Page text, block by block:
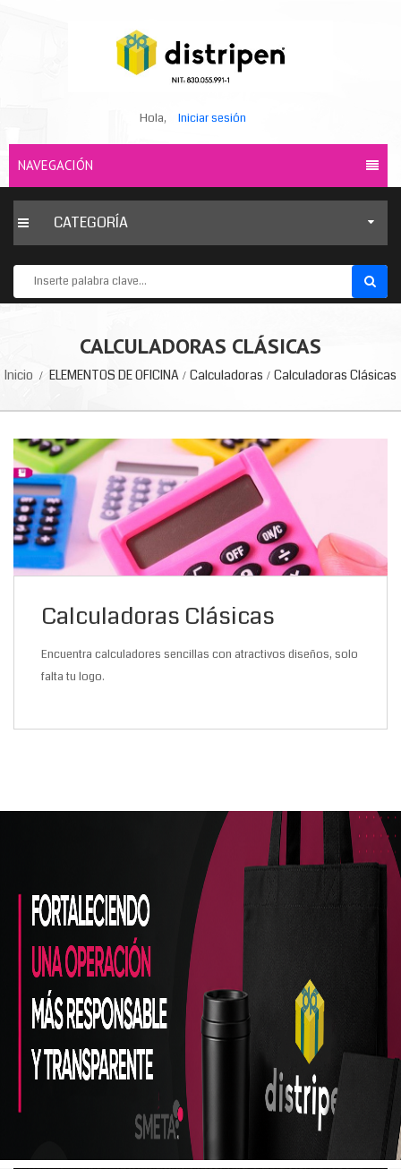
Hola, Iniciar sesión
NAVEGACIÓN
CATEGORÍA
CALCULADORAS CLÁSICAS
Inicio ELEMENTOS DE OFICINA Calculadoras Calculadoras Clásicas
Calculadoras Clásicas
Encuentra calculadores sencillas con atractivos diseños, solo
falta tu logo.